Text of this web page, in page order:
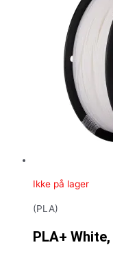
Ikke på lager
(PLA)
PLA+